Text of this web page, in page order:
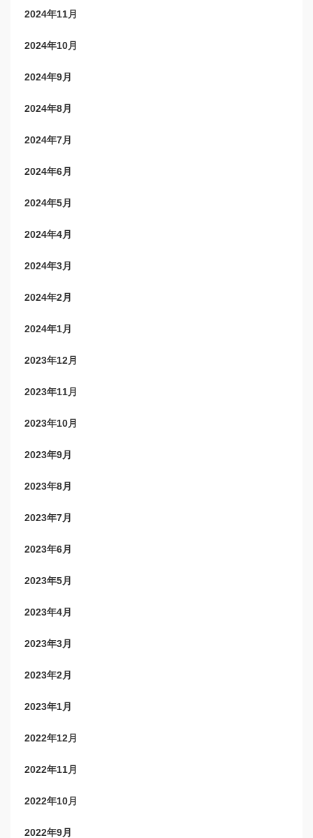
2024年11月
2024年10月
2024年9月
2024年8月
2024年7月
2024年6月
2024年5月
2024年4月
2024年3月
2024年2月
2024年1月
2023年12月
2023年11月
2023年10月
2023年9月
2023年8月
2023年7月
2023年6月
2023年5月
2023年4月
2023年3月
2023年2月
2023年1月
2022年12月
2022年11月
2022年10月
2022年9月